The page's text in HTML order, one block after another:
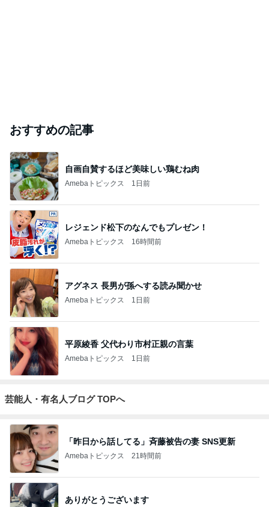
おすすめの記事
自画自賛するほど美味しい鶏むね肉
Amebaトピックス 1日前
レジェンド松下のなんでもプレゼン！
Amebaトピックス 16時間前
アグネス 長男が孫へする読み聞かせ
Amebaトピックス 1日前
平原綾香 父代わり市村正親の言葉
Amebaトピックス 1日前
芸能人・有名人ブログ TOPへ
「昨日から話してる」斉藤被告の妻 SNS更新
Amebaトピックス 21時間前
ありがとうございます